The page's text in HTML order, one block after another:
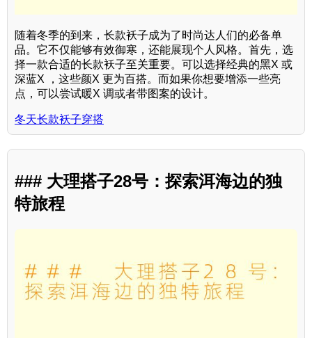
随着冬季的到来，长款袄子成为了时尚达人们的必备单
品。它不仅能够有效御寒，还能展现个人风格。首先，选
择一款合适的长款袄子至关重要。可以选择经典的黑X 或
深蓝X ，这些颜X 更为百搭。而如果你想要增添一些亮
点，可以尝试暖X 调或者带图案的设计。
冬天长款袄子穿搭
### 大理搭子28号：探索洱海边的独
特旅程